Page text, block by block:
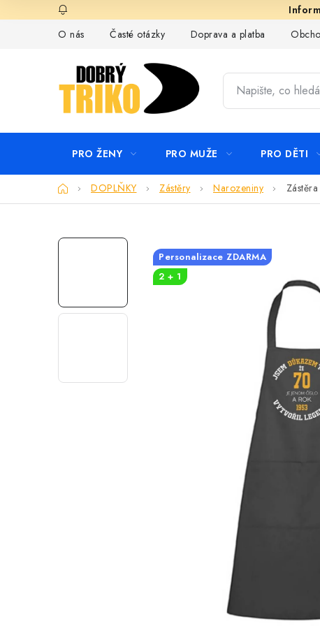
na
O nás
Časté otázky Doprava a platba
PRO ŽENY PRO MUŽE PRO DĚTI
DomůDOPLŇKY Zástěry Narozeniny
Personalizace ZDARMA
2 + 1